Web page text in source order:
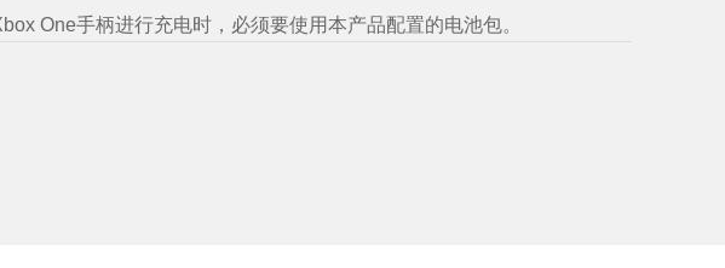
One手柄进行充电时，必须要使用本产品配置的电池包。